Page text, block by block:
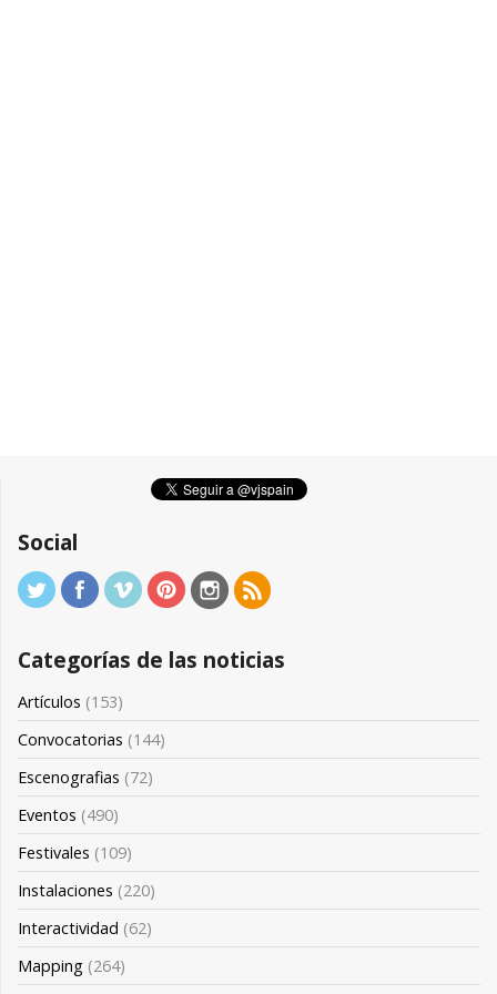
Social
Categorías de las noticias
Artículos (153)
Convocatorias (144)
Escenografias (72)
Eventos (490)
Festivales (109)
Instalaciones (220)
Interactividad (62)
Mapping (264)